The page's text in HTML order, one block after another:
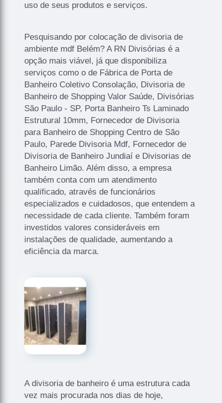
uso de seus produtos e serviços.
Pesquisando por colocação de divisoria de
ambiente mdf Belém? A RN Divisórias é a
opção mais viável, já que disponibiliza
serviços como o de Fábrica de Porta de
Banheiro Coletivo Consolação, Divisoria de
Banheiro de Shopping Valor Saúde, Divisórias
São Paulo - SP, Porta Banheiro Ts Laminado
Estrutural 10mm, Fornecedor de Divisoria
para Banheiro de Shopping Centro de São
Paulo, Parede Divisoria Mdf, Fornecedor de
Divisoria de Banheiro Jundiaí e Divisorias de
Banheiro Limão. Além disso, a empresa
também conta com um atendimento
qualificado, através de funcionários
especializados e cuidadosos, que entendem a
necessidade de cada cliente. Também foram
investidos valores consideráveis em
instalações de qualidade, aumentando a
eficiência da marca.
A divisoria de banheiro é uma estrutura cada
vez mais procurada nos dias de hoje,